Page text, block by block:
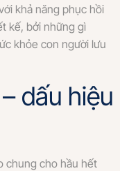
khả năng phục hồi
kế, bởi những gì
khỏe con người lưu
dấu hiệu
chung cho hầu hết